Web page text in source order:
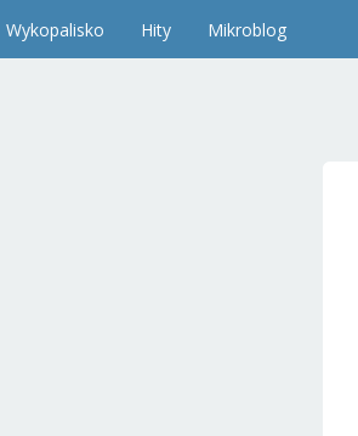
Wykopalisko Hity Mikroblog